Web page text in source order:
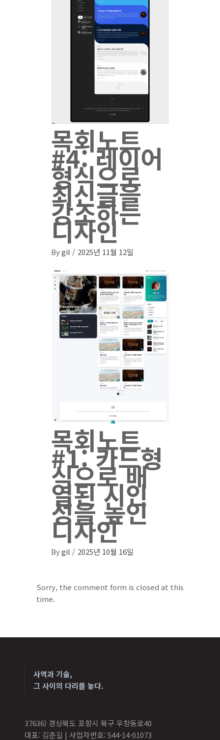
목회노트
#4: 레이어
형식으로
최신글을
강조하는
디자인
Bygil 2025년 11월 12일
목회노트
#1: 카드형
식으로 배
열된 시인
성을 높인
디자인
Bygil 2025년 10월 16일
Sorry, the comment form is closed at this
time.
사역과 기술,
그 사이의 다리를 놓다.
37636) 경상북도 포항시 북구 우창동로40
대표: 김춘길 | 사업자번호: 544-14-01073